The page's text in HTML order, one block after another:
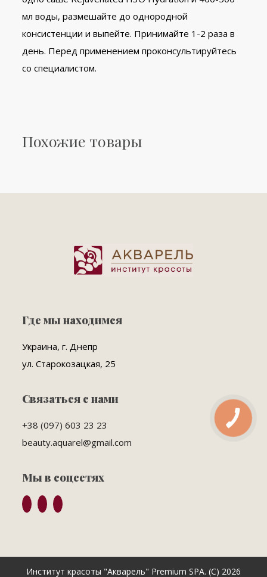
мл воды, размешайте до однородной
консистенции и выпейте. Принимайте 1-2 раза в
день. Перед применением проконсультируйтесь
со специалистом.
Похожие товары
Где мы находимся
Украина, г. Днепр
ул. Старокозацкая, 25
Связаться с нами
+38 (097) 603 23 23
beauty.aquarel@gmail.com
Мы в соцсетях
Институт красоты "Акварель" Premium SPA. (C) 2026
КНОПКА
ЗВ'ЯЗКУ